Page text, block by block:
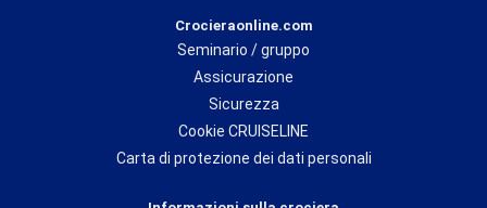
Crocieraonline.com
Seminario / gruppo
Assicurazione
Sicurezza
Cookie CRUISELINE
Carta di protezione dei dati personali